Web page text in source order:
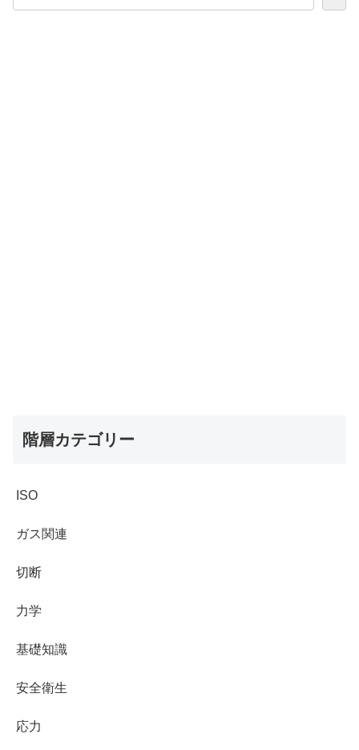
階層カテゴリー
ISO
ガス関連
切断
力学
基礎知識
安全衛生
応力